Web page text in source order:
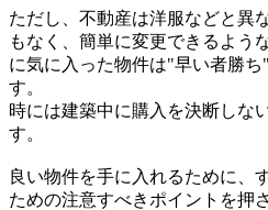
ただし、不動産は洋服などと異
もなく、簡単に変更できるよう
に気に入った物件は"早い者勝
す。
時には建築中に購入を決断しな
す。
良い物件を手に入れるために、
ための注意すべきポイントを押